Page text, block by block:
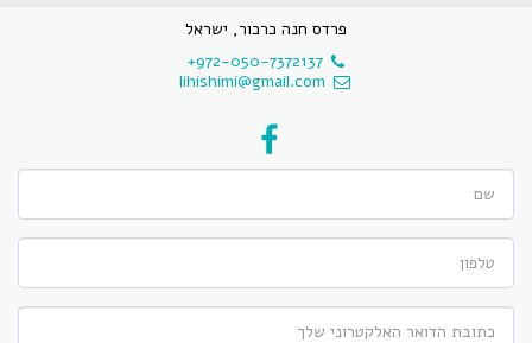
פרדס חנה כרכור, ישראל
+972-050-7372137
lihishimi@gmail.com